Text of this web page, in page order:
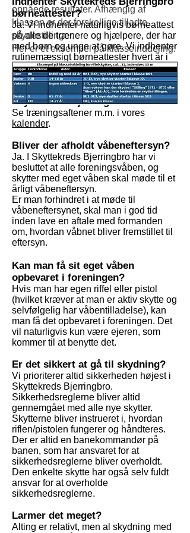
opnåede resultater. Afhængig af
klassen er der forskellige tilladte
skydestillinger.
Her er et eksempel på klasseinddeling:
børneattester?
Ja. Vi indhenter naturligvis børneattest
på alle de trænere og hjælpere, der har
med børn og unge at gøre. Vi indhenter
rutinemæssigt børneattester hvert år i
starten af vintersæsonen.
Hvornår kan man skyde i
Skyttekreds Bjerringbro?
Se træningsaftener m.m. i vores
kalender.
Bliver der afholdt våbeneftersyn?
Ja. I Skyttekreds Bjerringbro har vi
besluttet at alle foreningsvåben, og
skytter med eget våben skal møde til et
årligt våbeneftersyn.
Er man forhindret i at møde til
våbeneftersynet, skal man i god tid
inden lave en aftale med formanden
om, hvordan våbnet bliver fremstillet til
eftersyn.
Kan man få sit eget våben
opbevaret i foreningen?
Hvis man har egen riffel eller pistol
(hvilket kræver at man er aktiv skytte og
selvfølgelig har våbentilladelse), kan
man få det opbevaret i foreningen. Det
vil naturligvis kun være ejeren, som
kommer til at benytte det.
Er det sikkert at gå til skydning?
Vi prioriterer altid sikkerheden højest i
Skyttekreds Bjerringbro.
Sikkerhedsreglerne bliver altid
gennemgået med alle nye skytter.
Skytterne bliver instrueret i, hvordan
riflen/pistolen fungerer og håndteres.
Der er altid en banekommandør på
banen, som har ansvaret for at
sikkerhedsreglerne bliver overholdt.
Den enkelte skytte har også selv fuldt
ansvar for at overholde
sikkerhedsreglerne.
Larmer det meget?
Alting er relativt, men al skydning med